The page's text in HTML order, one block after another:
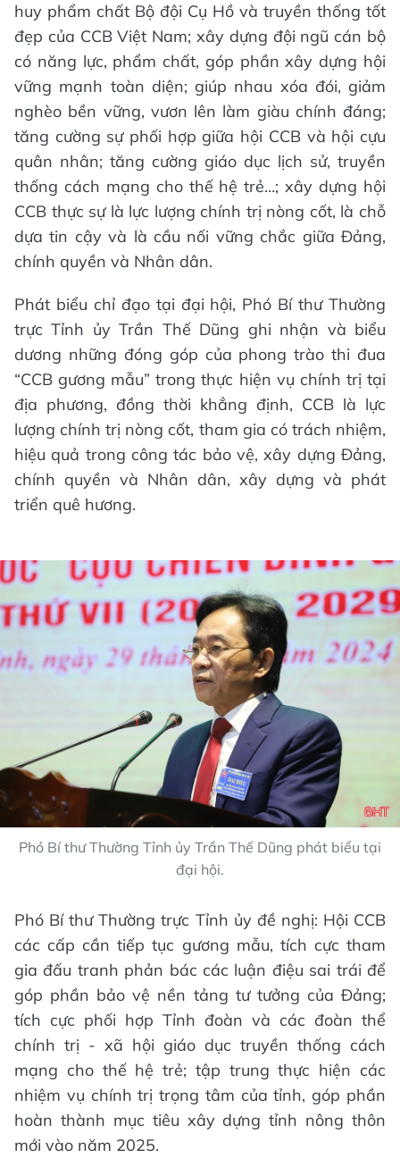
huy phẩm chất Bộ đội Cụ Hồ và truyền thống tốt
đẹp của CCB Việt Nam; xây dựng đội ngũ cán bộ
có năng lực, phẩm chất, góp phần xây dựng hội
vững mạnh toàn diện; giúp nhau xóa đói, giảm
nghèo bền vững, vươn lên làm giàu chính đáng;
tăng cường sự phối hợp giữa hội CCB và hội cựu
quân nhân; tăng cường giáo dục lịch sử, truyền
thống cách mạng cho thế hệ trẻ…; xây dựng hội
CCB thực sự là lực lượng chính trị nòng cốt, là chỗ
dựa tin cậy và là cầu nối vững chắc giữa Đảng,
chính quyền và Nhân dân.
Phát biểu chỉ đạo tại đại hội, Phó Bí thư Thường
trực Tỉnh ủy Trần Thế Dũng ghi nhận và biểu
dương những đóng góp của phong trào thi đua
“CCB gương mẫu” trong thực hiện vụ chính trị tại
địa phương, đồng thời khẳng định, CCB là lực
lượng chính trị nòng cốt, tham gia có trách nhiệm,
hiệu quả trong công tác bảo vệ, xây dựng Đảng,
chính quyền và Nhân dân, xây dựng và phát
triển quê hương.
Phó Bí thư Thường Tỉnh ủy Trần Thế Dũng phát biểu tại
đại hội.
Phó Bí thư Thường trực Tỉnh ủy đề nghị: Hội CCB
các cấp cần tiếp tục gương mẫu, tích cực tham
gia đấu tranh phản bác các luận điệu sai trái để
góp phần bảo vệ nền tảng tư tưởng của Đảng;
tích cực phối hợp Tỉnh đoàn và các đoàn thể
chính trị - xã hội giáo dục truyền thống cách
mạng cho thế hệ trẻ; tập trung thực hiện các
nhiệm vụ chính trị trọng tâm của tỉnh, góp phần
hoàn thành mục tiêu xây dựng tỉnh nông thôn
mới vào năm 2025.